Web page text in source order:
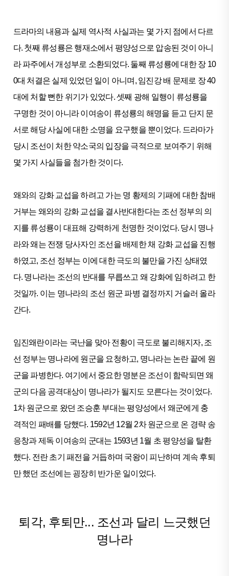
드라마의 내용과 실제 역사적 사실과는 몇 가지 점에서 다르
다. 첫째 류성룡은 행재소에서 평양성으로 압송된 것이 아니
라 파주에서 개성부로 소환되었다. 둘째 류성룡에 대한 장 10
0대 처결은 실제 있었던 일이 아니며, 임진강 배 문제로 장 40
대에 처할 뻔한 위기가 있었다. 셋째 광해 일행이 류성룡을
구명한 것이 아니라 이여송이 류성룡의 해명을 듣고 단지 문
서로 해당 사실에 대한 소명을 요구했을 뿐이었다. 드라마가
당시 조선이 처한 약소국의 입장을 극적으로 보여주기 위해
몇 가지 사실들을 첨가한 것이다.
왜와의 강화 교섭을 하려고 가는 명 황제의 기패에 대한 참배
거부는 왜와의 강화 교섭을 결사반대한다는 조선 정부의 의
지를 류성룡이 대표해 강력하게 천명한 것이었다. 당시 명나
라와 왜는 전쟁 당사자인 조선을 배제한 채 강화 교섭을 진행
하였고, 조선 정부는 이에 대한 극도의 불만을 가진 상태였
다. 명나라는 조선의 반대를 무릅쓰고 왜 강화에 임하려고 한
것일까. 이는 명나라의 조선 원군 파병 결정까지 거슬러 올라
간다.
임진왜란이라는 국난을 맞아 전황이 극도로 불리해지자, 조
선 정부는 명나라에 원군을 요청하고, 명나라는 논란 끝에 원
군을 파병한다. 여기에서 중요한 명분은 조선이 함락되면 왜
군의 다음 공격대상이 명나라가 될지도 모른다는 것이었다.
1차 원군으로 왔던 조승훈 부대는 평양성에서 왜군에게 충
격적인 패배를 당했다. 1592년 12월 2차 원군으로 온 경략 송
응창과 제독 이여송의 군대는 1593년 1월 초 평양성을 탈환
했다. 전란 초기 패전을 거듭하며 국왕이 피난하며 계속 후퇴
만 했던 조선에는 굉장히 반가운 일이었다.
퇴각, 후퇴만... 조선과 달리 느긋했던
명나라